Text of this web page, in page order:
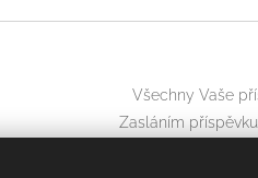
Všechny Vaše
Zasláním